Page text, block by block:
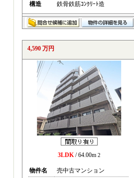
構造
鉄骨鉄筋ｺﾝｸﾘｰﾄ造
4,590 万円
3LDK/ 64.00m 2
物件名
売中古マンション